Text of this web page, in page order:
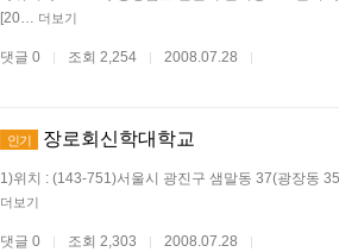
[20… 더보기
댓글 0 | 조회 2,254 | 2008.07.28 |
인기 장로회신학대학교
1)위치 : (143-751)서울시 광진구 샘말동 37(광장동
더보기
댓글 0 | 조회 2,303 | 2008.07.28 |